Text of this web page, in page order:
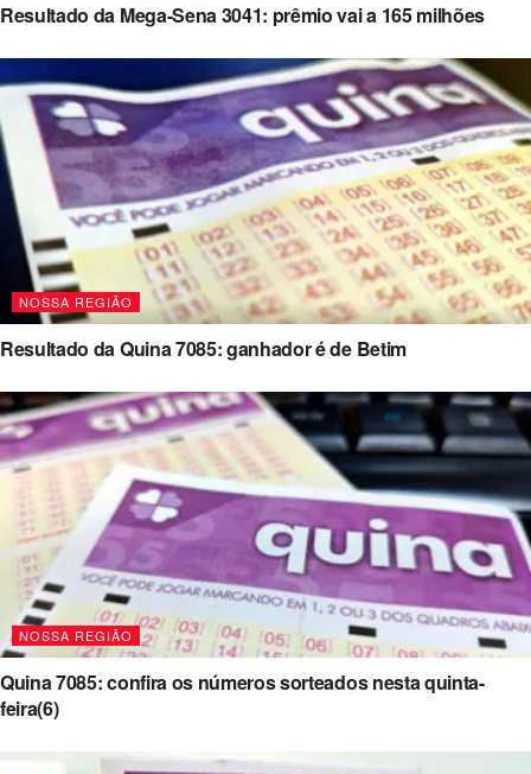
Resultado da Mega-Sena 3041: prêmio vai a 165 milhões
NOSSA REGIÃO
Resultado da Quina 7085: ganhador é de Betim
NOSSA REGIÃO
Quina 7085: confira os números sorteados nesta quinta-
feira(6)